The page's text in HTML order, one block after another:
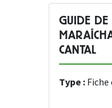
GUIDE DE
CANTAL
Type : Fiche